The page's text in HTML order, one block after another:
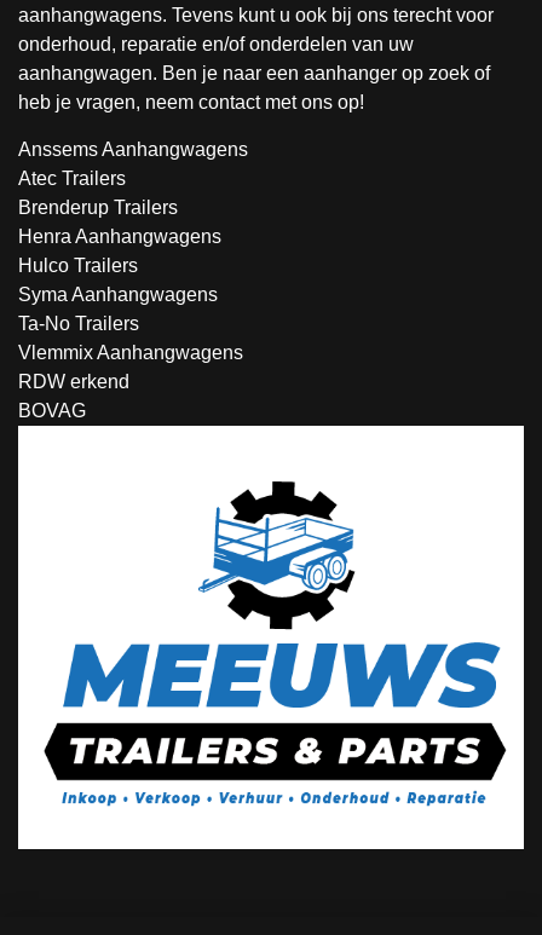
aanhangwagens. Tevens kunt u ook bij ons terecht voor
onderhoud, reparatie en/of onderdelen van uw
aanhangwagen. Ben je naar een aanhanger op zoek of
heb je vragen, neem contact met ons op!
Anssems Aanhangwagens
Atec Trailers
Brenderup Trailers
Henra Aanhangwagens
Hulco Trailers
Syma Aanhangwagens
Ta-No Trailers
Vlemmix Aanhangwagens
RDW erkend
BOVAG